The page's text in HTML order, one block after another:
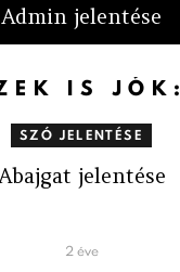
Admin jelentése
IS JÓK:
SZÓ JELENTÉSE
Abajgat jelentése
2 éve